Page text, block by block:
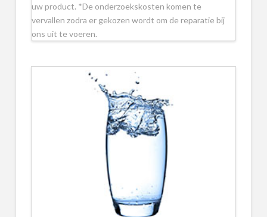
uw product. *De onderzoekskosten komen te
vervallen zodra er gekozen wordt om de reparatie bij
ons uit te voeren.